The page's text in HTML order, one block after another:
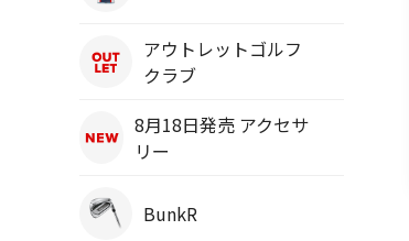
アウトレットゴルフ
クラブ
8月18日発売 アクセサ
リー
BunkR